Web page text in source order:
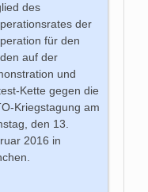
des
der
für den
auf der
und
Kette gegen die
Kriegstagung am
den 13.
2016 in